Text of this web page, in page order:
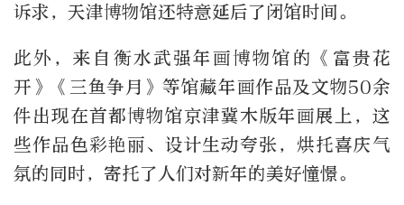
诉求，天津博物馆还特意延后了闭馆时间。
此外，来自衡水武强年画博物馆的《富贵花
开》《三鱼争月》等馆藏年画作品及文物50余
件出现在首都博物馆京津冀木版年画展上，这
些作品色彩艳丽、设计生动夸张，烘托喜庆气
氛的同时，寄托了人们对新年的美好憧憬。